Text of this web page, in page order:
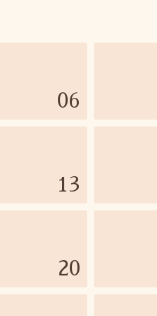
06
13
20